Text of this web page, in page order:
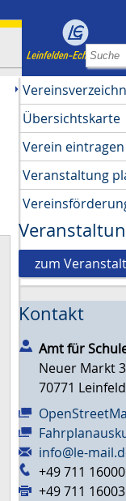
Übersichtskarte
Verein eintragen
Veranstaltung
zum
Kontakt
Amt für
Neuer Markt 3
70771
info@le-
+49 711 16000
+49 711